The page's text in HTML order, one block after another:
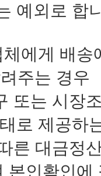
예외로 합
에게 배
주는 경우
또는 시장
로 제공하
른 대금정
본인확인에